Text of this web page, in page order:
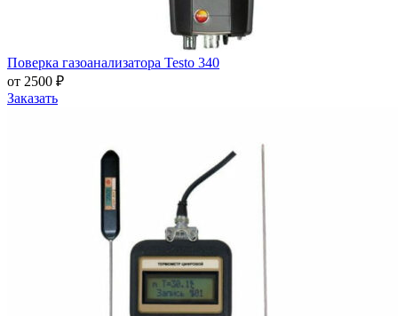
Поверка газоанализатора Testo 340
от 2500 ₽
Заказать